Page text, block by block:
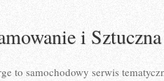
i
to samochodowy serwis